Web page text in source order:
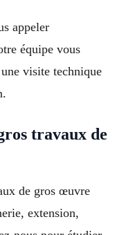
appeler
équipe vous
visite technique
travaux de
de gros œuvre
extension,